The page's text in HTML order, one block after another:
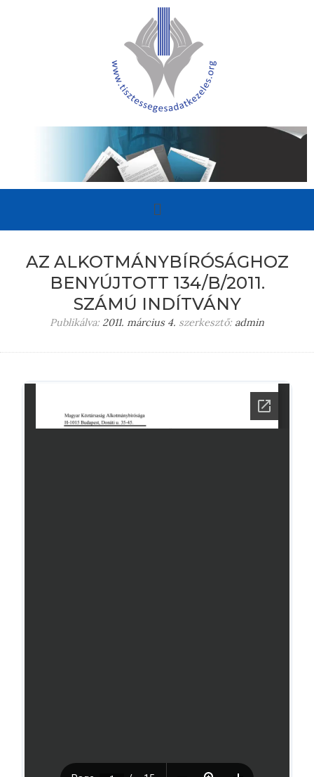
AZ ALKOTMÁNYBÍRÓSÁGHOZ
BENYÚJTOTT 134/B/2011.
SZÁMÚ INDÍTVÁNY
Publikálva: 2011. március 4. szerkesztő: admin